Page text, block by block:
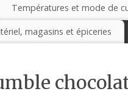
Températures et mode de
magasins et épiceries